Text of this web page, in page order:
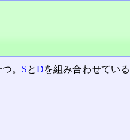
。 SとDを組み合わせてい